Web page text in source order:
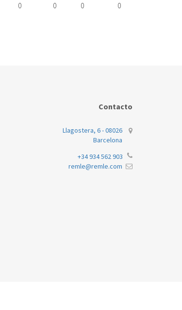
0 0 0 0
Contacto
Llagostera, 6 - 08026
Barcelona
+34 934 562 903
remle@remle.com